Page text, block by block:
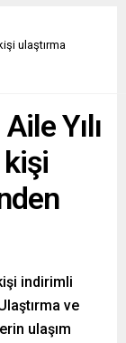
ulaştırma
Yılı
kişi
indirimli
ve
ulaşım